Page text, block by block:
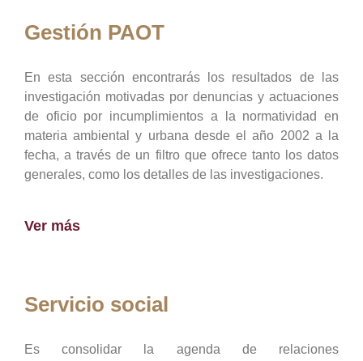
Gestión PAOT
En esta sección encontrarás los resultados de las
investigación motivadas por denuncias y actuaciones
de oficio por incumplimientos a la normatividad en
materia ambiental y urbana desde el año 2002 a la
fecha, a través de un filtro que ofrece tanto los datos
generales, como los detalles de las investigaciones.
Ver más
Servicio social
Es consolidar la agenda de relaciones